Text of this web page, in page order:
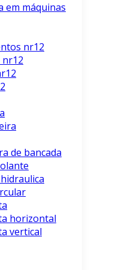
em máquinas
nr12
nr12
de bancada
horizontal
vertical